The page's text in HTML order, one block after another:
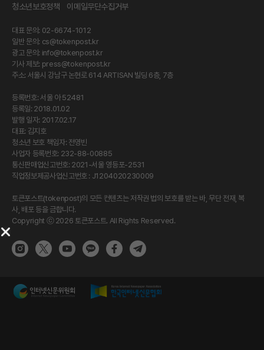
청소년보호정책
이메일무단수집거부
대표 문의: 02-6674-1012
일반 문의: cs@tokenpost.kr
광고 문의: info@tokenpost.kr
기사 제보: press@tokenpost.kr
주소: 서울시 강남구 논현로 614 ARTISAN 빌딩 6층, 7층
등록번호: 서울 아 52481
등록일: 2018.01.02
발행 일자: 2017.02.17
대표: 김지호
청소년 보호 책임자: 전영빈
사업자 등록번호: 232-88-00885
통신판매업신고번호: 2021-서울 영등포-2531
직업정보제공사업신고번호 : J1204020230009
토큰포스트(tokenpost)의 모든 컨텐츠는 저작권 법의 보호를 받는 바, 무단 전재, 복
사, 배포 등을 금합니다.
Copyright ⓒ 2026 토큰포스트. All Rights Reserved.